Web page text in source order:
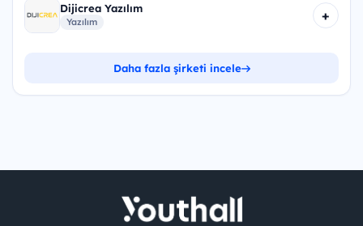
Dijicrea Yazılım
Yazılım +
Daha fazla şirketi incele